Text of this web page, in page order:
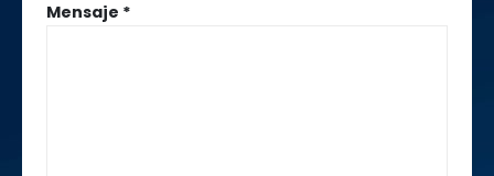
Mensaje *